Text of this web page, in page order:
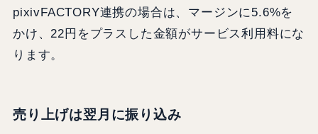
pixivFACTORY連携の場合は、マージンに5.6%を
かけ、22円をプラスした金額がサービス利用料にな
ります。
売り上げは翌月に振り込み